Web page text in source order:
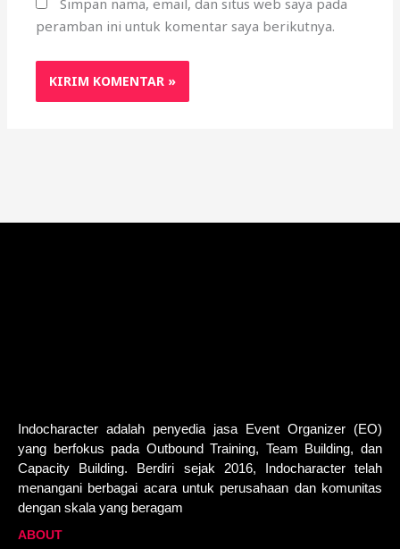
peramban ini untuk komentar saya berikutnya.
Indocharacter adalah penyedia jasa Event Organizer (EO)
yang berfokus pada Outbound Training, Team Building, dan
Capacity Building. Berdiri sejak 2016, Indocharacter telah
menangani berbagai acara untuk perusahaan dan komunitas
dengan skala yang beragam
ABOUT